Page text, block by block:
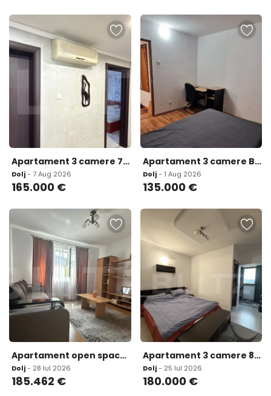
Apartament 3 camere 75 mp zona Brazda lui Novac
Dolj- 7 Aug 2026
165.000 €
Apartament 3 camere Brazda lui novac
Dolj- 1 Aug 2026
135.000 €
Apartament open space 3 camere 104 12 mp in ansamblu cu 0
Dolj- 28 Iul 2026
185.462 €
Apartament 3 camere 87 56 mp utili zona Calea Severinului
Dolj- 25 Iul 2026
180.000 €